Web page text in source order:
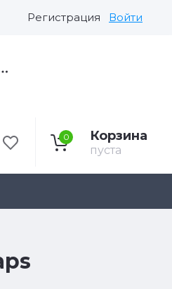
Регистрация Войти
0 Корзина
пуста